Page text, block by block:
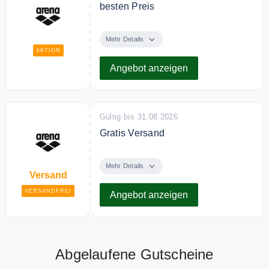
AKTION
besten Preis
Bademode sowie die passenden
Preis.
Mehr Details
Angebot anzeigen
Versand
VERSANDFREI
Gültig bis 31.08.2026
Gratis Versand
versandkostenfrei.
Mehr Details
Angebot anzeigen
Abgelaufene Gutscheine